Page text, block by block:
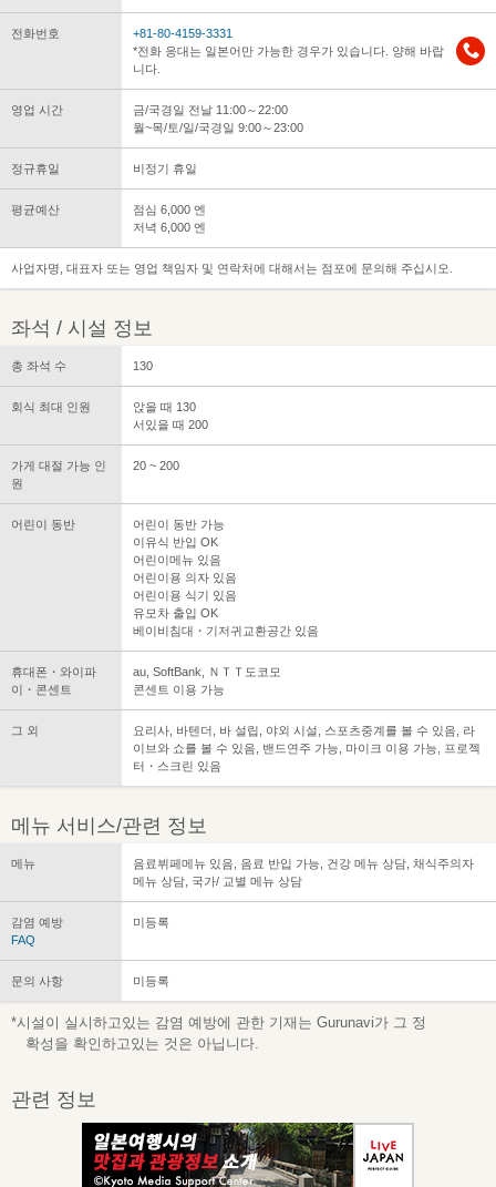
전화번호
+81-80-4159-3331
*전화 응대는 일본어만 가능한 경우가 있습니다. 양해 바랍
니다.
영업 시간
금/국경일 전날 11:00～22:00
월~목/토/일/국경일 9:00～23:00
정규휴일 비정기 휴일
평균예산
점심 6,000 엔
저녁 6,000 엔
사업자명, 대표자 또는 영업 책임자 및 연락처에 대해서는 점포에 문의해 주십시오.
좌석 / 시설 정보
총 좌석 수 130
회식 최대 인원
앉을 때 130
서있을 때 200
가게 대절 가능 인
원
20 ~ 200
어린이 동반
어린이 동반 가능
이유식 반입 OK
어린이메뉴 있음
어린이용 의자 있음
어린이용 식기 있음
유모차 출입 OK
베이비침대・기저귀교환공간 있음
휴대폰・와이파
이・콘센트
au, SoftBank, ＮＴＴ도코모
콘센트 이용 가능
그 외
요리사, 바텐더, 바 설립, 야외 시설, 스포츠중계를 볼 수 있음, 라
이브와 쇼를 볼 수 있음, 밴드연주 가능, 마이크 이용 가능, 프로젝
터・스크린 있음
메뉴 서비스/관련 정보
메뉴
음료뷔페메뉴 있음, 음료 반입 가능, 건강 메뉴 상담, 채식주의자
메뉴 상담, 국가/ 교별 메뉴 상담
감염 예방
FAQ
미등록
문의 사항 미등록
*시설이 실시하고있는 감염 예방에 관한 기재는 Gurunavi가 그 정
확성을 확인하고있는 것은 아닙니다.
관련 정보